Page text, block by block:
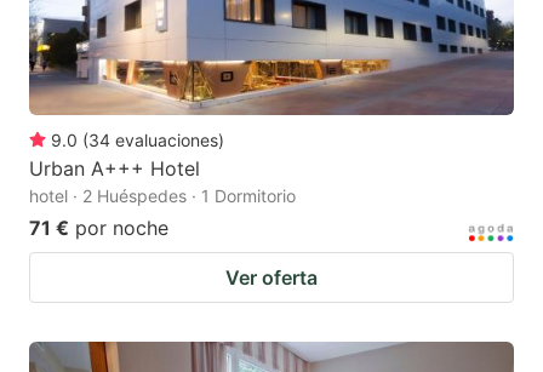
9.0 (34 evaluaciones)
Urban A+++ Hotel
hotel · 2 Huéspedes · 1 Dormitorio
71 € por noche
Ver oferta